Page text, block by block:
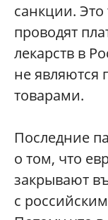
санкции.
проводят
лекарств в
не являются
товарами.
Последние
о том, что
закрывают
с